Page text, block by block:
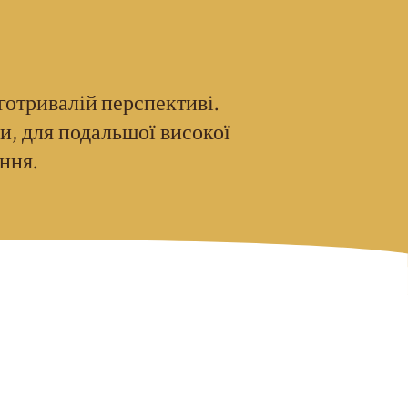
перспективі.
для подальшої високої